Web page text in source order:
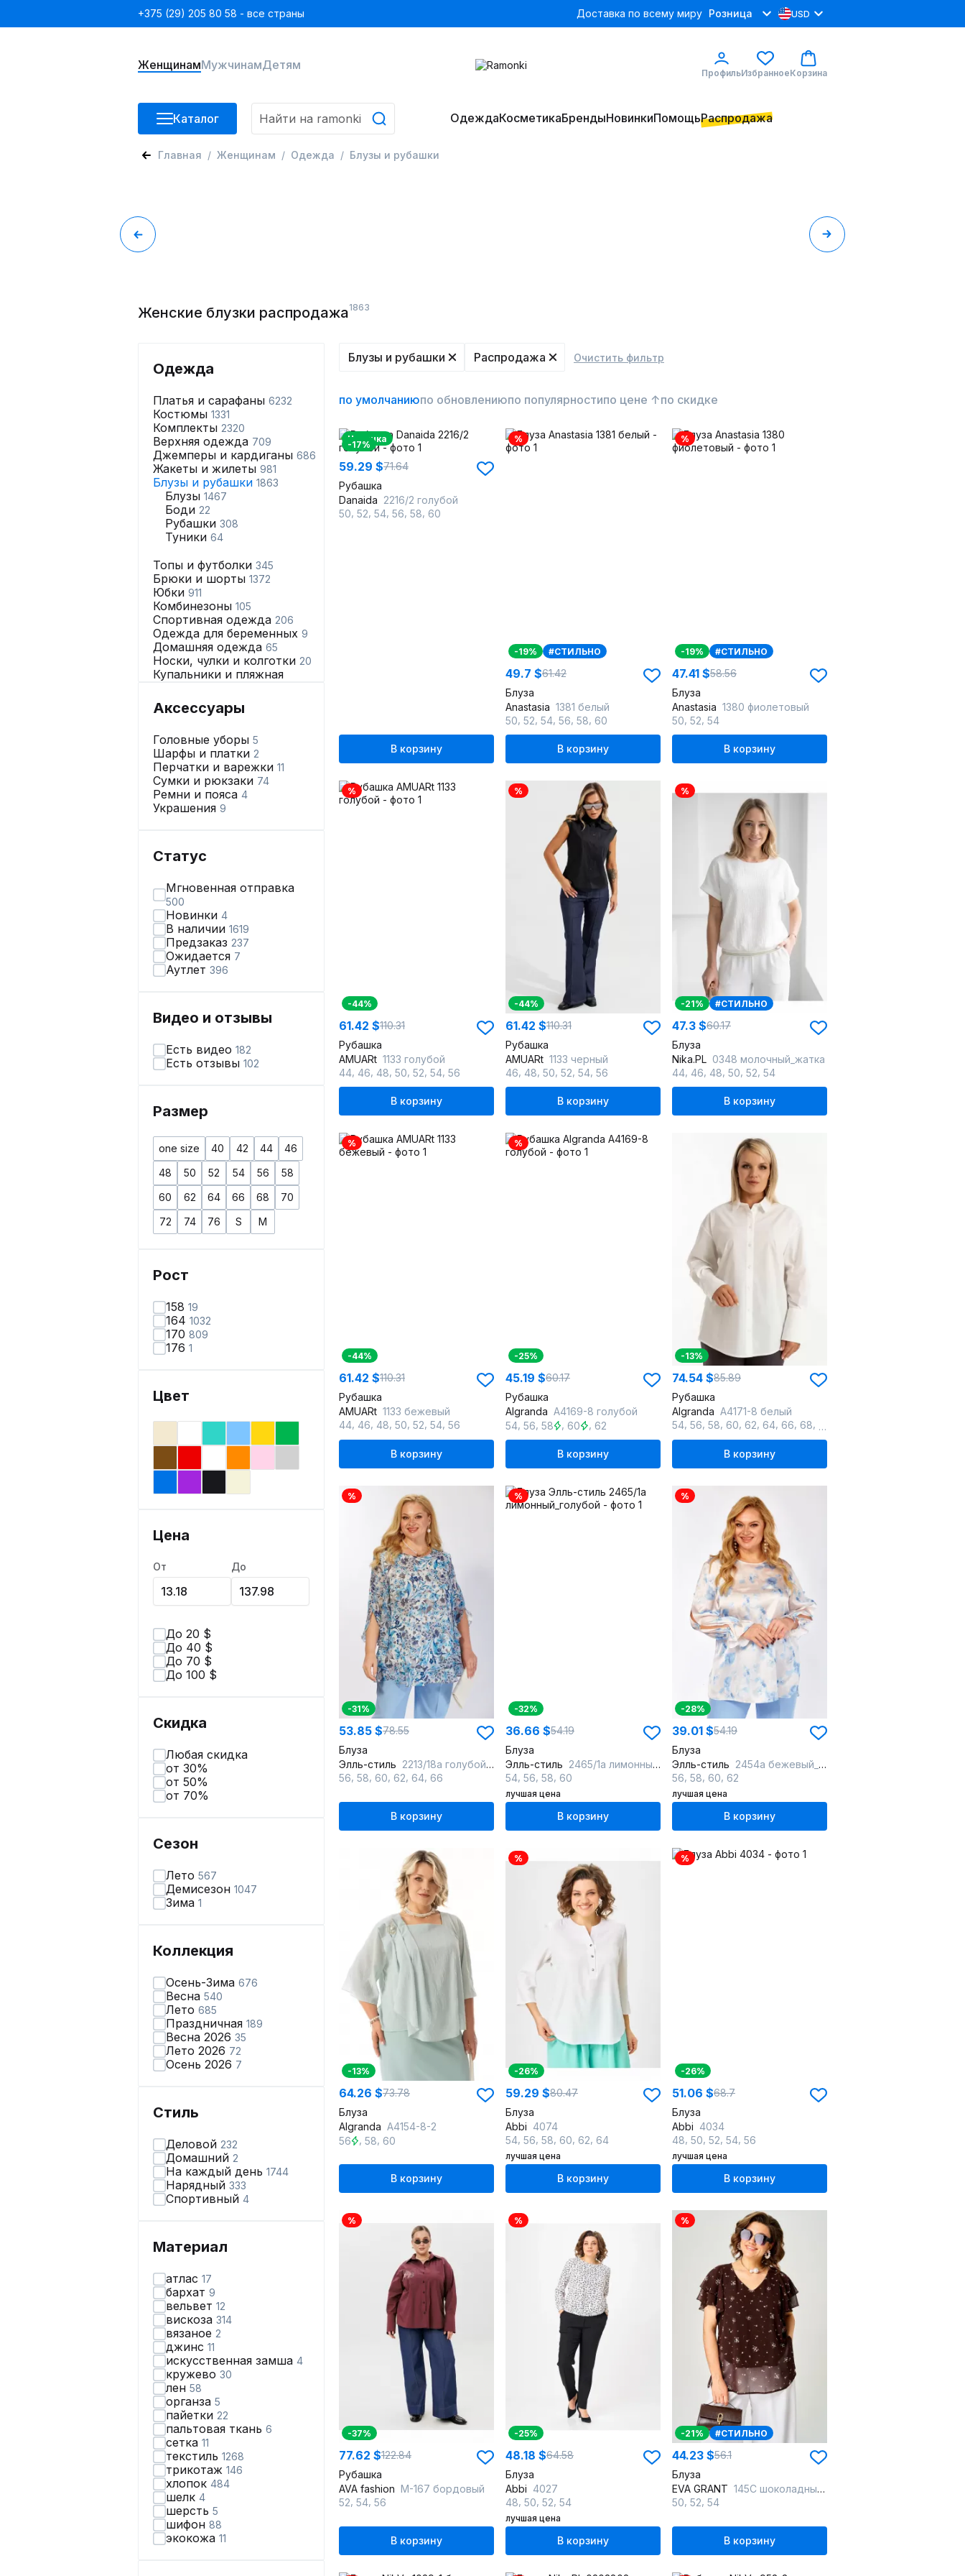
+375 (29) 205 80 58 - все страны Доставка по всему миру Розница USD
ЖенщинамМужчинамДетям
ПрофильИзбранноеКорзина
Каталог ОдеждаКосметикаБрендыНовинкиПомощьРаспродажа
Главная Женщинам Одежда Блузы и рубашки
Женские блузки распродажа1863
Одежда
Платья и сарафаны 6232
Костюмы 1331
Комплекты 2320
Верхняя одежда 709
Джемперы и кардиганы 686
Жакеты и жилеты 981
Блузы и рубашки 1863
Блузы 1467
Боди 22
Рубашки 308
Туники 64
Топы и футболки 345
Брюки и шорты 1372
Юбки 911
Комбинезоны 105
Спортивная одежда 206
Одежда для беременных 9
Домашняя одежда 65
Носки, чулки и колготки 20
Купальники и пляжная
Нижнее бельё
Аксессуары
Головные уборы 5
Шарфы и платки 2
Перчатки и варежки 11
Сумки и рюкзаки 74
Ремни и пояса 4
Украшения 9
Статус
Мгновенная отправка
500
Новинки 4
В наличии 1619
Предзаказ 237
Ожидается 7
Аутлет 396
Видео и отзывы
Есть видео 182
Есть отзывы 102
Размер
one size 40 42 44
46
48
50 52 54 56
58
60
62 64 66 68
70
72
74 76 S M
Рост
158 19
164 1032
170 809
176 1
Цвет
Цена
От До
До 20 $
До 40 $
До 70 $
До 100 $
Скидка
Любая скидка
от 30%
от 50%
от 70%
Сезон
Лето 567
Демисезон 1047
Зима 1
Коллекция
Осень-Зима 676
Весна 540
Лето 685
Праздничная 189
Весна 2026 35
Лето 2026 72
Осень 2026 7
Стиль
Деловой 232
Домашний 2
На каждый день 1744
Нарядный 333
Спортивный 4
Материал
атлас 17
бархат 9
вельвет 12
вискоза 314
вязаное 2
джинс 11
искусственная замша 4
кружево 30
лен 58
органза 5
пайетки 22
пальтовая ткань 6
сетка 11
текстиль 1268
трикотаж 146
хлопок 484
шелк 4
шерсть 5
шифон 88
экокожа 11
Блузы и рубашки Распродажа Очистить фильтр
по умолчаниюпо обновлениюпо популярностипо цене ↑по скидке
Новинка
-17%
59.29 $71.64
Рубашка
Danaida 2216/2 голубой
50 52 54 56 58 60
В корзину
%
-19% #СТИЛЬНО
49.7 $61.42
Блуза
Anastasia 1381 белый
50 52 54 56 58 60
В корзину
%
-19% #СТИЛЬНО
47.41 $58.56
Блуза
Anastasia 1380 фиолетовый
50 52 54
В корзину
%
-44%
61.42 $110.31
Рубашка
AMUARt 1133 голубой
44 46 48 50 52 54 56
В корзину
%
-44%
61.42 $110.31
Рубашка
AMUARt 1133 черный
46 48 50 52 54 56
В корзину
%
-21% #СТИЛЬНО
47.3 $60.17
Блуза
Nika.PL 0348 молочный_жатка
44 46 48 50 52 54
В корзину
%
-44%
61.42 $110.31
Рубашка
AMUARt 1133 бежевый
44 46 48 50 52 54 56
В корзину
%
-25%
45.19 $60.17
Рубашка
Algranda A4169-8 голубой
54 56 58 60 62
В корзину
-13%
74.54 $85.89
Рубашка
Algranda A4171-8 белый
54 56 58 60 62 64 66 68
В корзину
%
-31%
53.85 $78.55
Блуза
Элль-стиль 2213/18а голубой_белый
56 58 60 62 64 66
В корзину
%
-32%
36.66 $54.19
Блуза
Элль-стиль 2465/1а лимонный_голубой
54 56 58 60
лучшая цена
В корзину
%
-28%
39.01 $54.19
Блуза
Элль-стиль 2454а бежевый_голубой
56 58 60 62
лучшая цена
В корзину
-13%
64.26 $73.78
Блуза
Algranda А4154-8-2
56
,58 60
В корзину
%
-26%
59.29 $80.47
Блуза
Abbi 4074
54 56 58 60 62 64
лучшая цена
В корзину
%
-26%
51.06 $68.7
Блуза
Abbi 4034
48 50 52 54 56
лучшая цена
В корзину
%
-37%
77.62 $122.84
Рубашка
AVA fashion М-167 бордовый
52 54 56
В корзину
%
-25%
48.18 $64.58
Блуза
Abbi 4027
48 50 52 54
лучшая цена
В корзину
%
-21% #СТИЛЬНО
44.23 $56.1
Блуза
EVA GRANT 145С шоколадный_принт-цветок
50 52 54
В корзину